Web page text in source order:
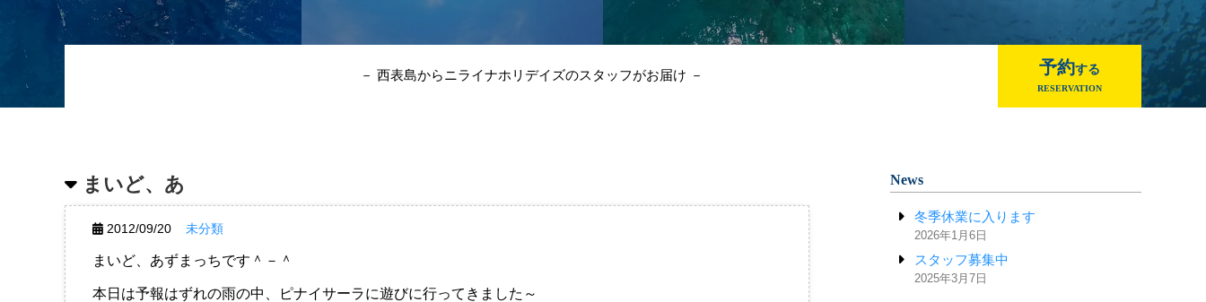
－ 西表島からニライナホリデイズのスタッフがお届け － 予約する
RESERVATION
まいど、あ
2012/09/20 未分類
まいど、あずまっちです＾－＾
本日は予報はずれの雨の中、ピナイサーラに遊びに行ってきました～
News
冬季休業に入ります
2026年1月6日
スタッフ募集中
2025年3月7日